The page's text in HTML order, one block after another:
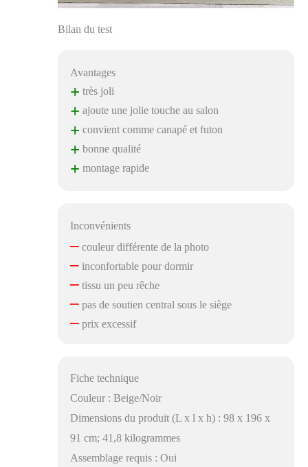
Bilan du test
Avantages
+ très joli
+ ajoute une jolie touche au salon
+ convient comme canapé et futon
+ bonne qualité
+ montage rapide
Inconvénients
–couleur différente de la photo
–inconfortable pour dormir
–tissu un peu rêche
–pas de soutien central sous le siège
–prix excessif
Fiche technique
Couleur : Beige/Noir
Dimensions du produit (L x l x h) : 98 x 196 x
91 cm; 41,8 kilogrammes
Assemblage requis : Oui